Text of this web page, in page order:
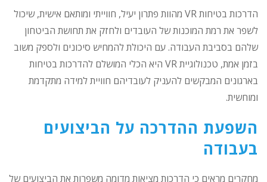
הדרכות בטיחות VR מהוות פתרון יעיל, חווייתי ומותאם אישית, שיכול
לשפר את רמת המוכנות של העובדים ולחזק את תחושת הביטחון
שלהם בסביבת העבודה. עם היכולת להמחיש סיכונים ולספק משוב
בזמן אמת, טכנולוגיית VR היא הכלי המושלם להדרכות בטיחות
בארגונים המבקשים להעניק לעובדיהם חוויית למידה מתקדמת
ומוחשית.
השפעת ההדרכה על הביצועים
בעבודה
מחקרים מראים כי הדרכות מציאות מדומה משפרות את הביצועים של